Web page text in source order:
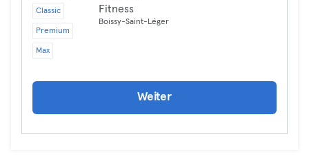
Classic
Premium
Max
Fitness
Boissy-Saint-Léger
Weiter